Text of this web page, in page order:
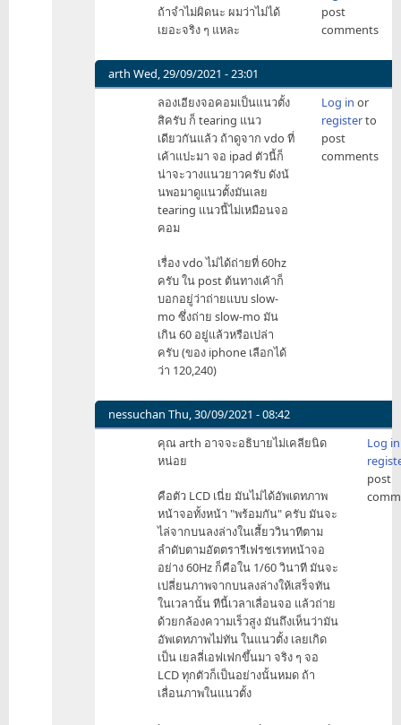
fps
ครับ
ถ้าจำไม่ผิดนะ ผมว่าไม่ได้
เยอะจริง ๆ แหละ
post
comments
arth Wed, 29/09/2021 - 23:01
In
ลองเอียงจอคอมเป็นแนวตั้ง
สิครับ ก็ tearing แนว
เดียวกันแล้ว ถ้าดูจาก vdo ที่
เค้าแปะมา จอ ipad ตัวนี้ก็
น่าจะวางแนวยาวครับ ดังน้
นพอมาดูแนวตั้งมันเลย
tearing แนวนี้ไม่เหมือนจอ
คอม
เรื่อง vdo ไม่ได้ถ่ายที่ 60hz
ครับ ใน post ต้นทางเค้าก็
บอกอยู่ว่าถ่ายแบบ slow-
mo ซึ่งถ่าย slow-mo มัน
เกิน 60 อยู่แล้วหรือเปล่า
ครับ (ของ iphone เลือกได้
ว่า 120,240)
Log in or
registerto
post
comments
nessuchan Thu, 30/09/2021 - 08:42
In
คุณ arth อาจจะอธิบายไม่เคลียนิด
หน่อย
คือตัว LCD เนี่ย มันไม่ได้อัพเดทภาพ
หน้าจอทั้งหน้า "พร้อมกัน" ครับ มันจะ
ไล่จากบนลงล่างในเสี้ยววินาทีตาม
ลำดับตามอัตตรารีเฟรชเรทหน้าจอ
อย่าง 60Hz ก็คือใน 1/60 วินาที มันจะ
เปลี่ยนภาพจากบนลงล่างให้เสร็จทัน
ในเวลานั้น ทีนี้เวลาเลื่อนจอ แล้วถ่าย
ด้วยกล้องความเร็วสูง มันถึงเห็นว่ามัน
อัพเดทภาพไม่ทัน ในแนวตั้ง เลยเกิด
เป็น เยลลี่เอฟเฟกขึ้นมา จริง ๆ จอ
LCD ทุกตัวก็เป็นอย่างนั้นหมด ถ้า
เลื่อนภาพในแนวตั้ง
Log in
post